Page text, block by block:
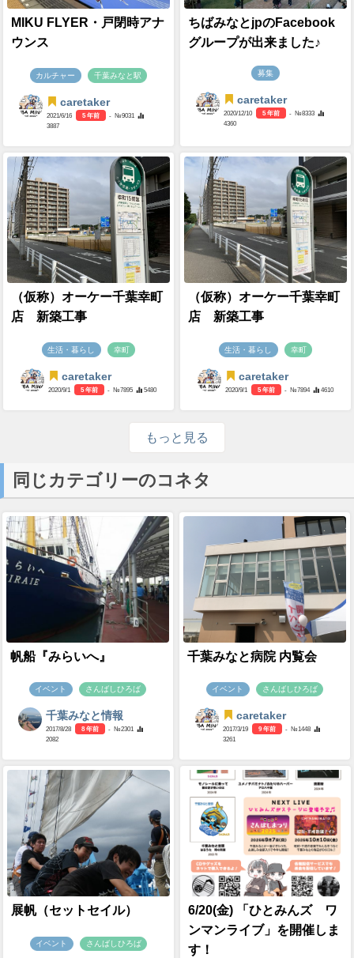
MIKU FLYER・戸閉時アナ
ウンス
カルチャー 千葉みなと駅
caretaker
2021/6/16 5 年前
- №9031
3887
ちばみなとjpのFacebook
グループが出来ました♪
募集
caretaker
2020/12/10 5 年前
- №8333
4360
（仮称）オーケー千葉幸町
店 新築工事
生活・暮らし 幸町
caretaker
2020/9/1 5 年前 - №7895 5480
（仮称）オーケー千葉幸町
店 新築工事
生活・暮らし 幸町
caretaker
2020/9/1 5 年前 - №7894 4610
もっと見る
同じカテゴリーのコネタ
帆船『みらいへ』
イベント さんばしひろば
千葉みなと情報
2017/8/28 8 年前
- №2301
2082
千葉みなと病院 内覧会
イベント さんばしひろば
caretaker
2017/3/19 9 年前
- №1448
3261
展帆（セットセイル）
イベント さんばしひろば
6/20(金) 「ひとみんズ ワ
ンマンライブ」を開催しま
す！